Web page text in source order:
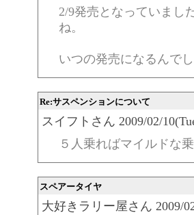
2/9発売となっていまし
ね。
いつの発売になるんで
Re:サスペンションについて
スイフトさん 2009/02/
５人乗ればマイルドな
スペアータイヤ
大好きラリー屋さん 2009/